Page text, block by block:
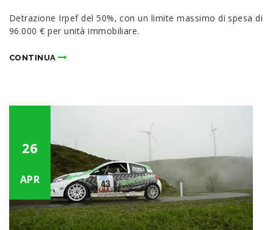
Detrazione Irpef del 50%, con un limite massimo di spesa di
96.000 € per unità immobiliare.
CONTINUA
26
APR